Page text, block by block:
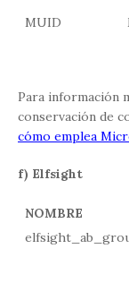
MUID
Para información
conservación de
cómo emplea
f) Elfsight
NOMBRE